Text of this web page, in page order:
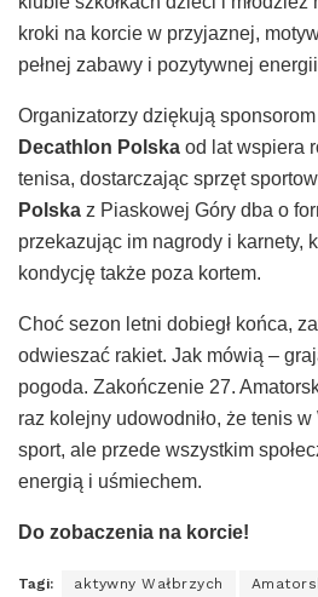
kroki na korcie w przyjaznej,
pełnej zabawy i pozytywnej
Organizatorzy dziękują
Decathlon Polska od lat wspiera
tenisa, dostarczając sprzęt
Polska z Piaskowej Góry dba o
przekazując im nagrody i karnety,
kondycję także poza kortem.
Choć sezon letni dobiegł końca,
odwieszać rakiet. Jak mówią –
pogoda. Zakończenie 27.
raz kolejny udowodniło, że tenis w
sport, ale przede wszystkim
energią i uśmiechem.
Do zobaczenia na korcie!
Tagi: aktywny Wałbrzych